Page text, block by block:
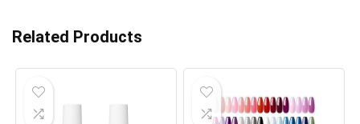
Related Products